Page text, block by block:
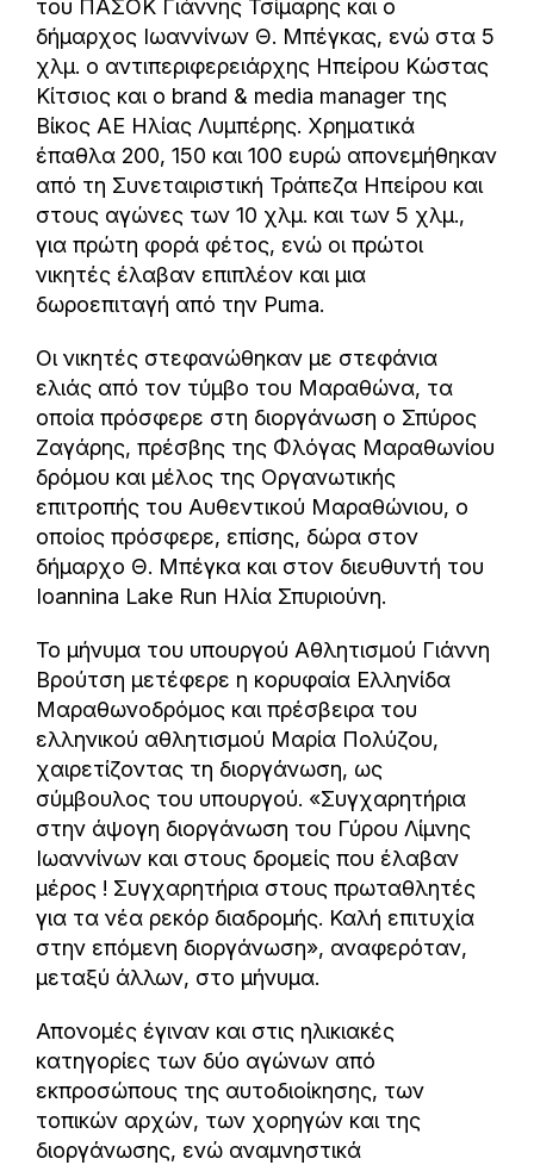
του ΠΑΣΟΚ Γιάννης Τσίμαρης και ο
δήμαρχος Ιωαννίνων Θ. Μπέγκας, ενώ στα 5
χλμ. ο αντιπεριφερειάρχης Ηπείρου Κώστας
Κίτσιος και ο brand & media manager της
Βίκος ΑΕ Ηλίας Λυμπέρης. Χρηματικά
έπαθλα 200, 150 και 100 ευρώ απονεμήθηκαν
από τη Συνεταιριστική Τράπεζα Ηπείρου και
στους αγώνες των 10 χλμ. και των 5 χλμ.,
για πρώτη φορά φέτος, ενώ οι πρώτοι
νικητές έλαβαν επιπλέον και μια
δωροεπιταγή από την Puma.
Οι νικητές στεφανώθηκαν με στεφάνια
ελιάς από τον τύμβο του Μαραθώνα, τα
οποία πρόσφερε στη διοργάνωση ο Σπύρος
Ζαγάρης, πρέσβης της Φλόγας Μαραθωνίου
δρόμου και μέλος της Οργανωτικής
επιτροπής του Αυθεντικού Μαραθώνιου, ο
οποίος πρόσφερε, επίσης, δώρα στον
δήμαρχο Θ. Μπέγκα και στον διευθυντή του
Ioannina Lake Run Ηλία Σπυριούνη.
Το μήνυμα του υπουργού Αθλητισμού Γιάννη
Βρούτση μετέφερε η κορυφαία Ελληνίδα
Μαραθωνοδρόμος και πρέσβειρα του
ελληνικού αθλητισμού Μαρία Πολύζου,
χαιρετίζοντας τη διοργάνωση, ως
σύμβουλος του υπουργού. «Συγχαρητήρια
στην άψογη διοργάνωση του Γύρου Λίμνης
Ιωαννίνων και στους δρομείς που έλαβαν
μέρος ! Συγχαρητήρια στους πρωταθλητές
για τα νέα ρεκόρ διαδρομής. Καλή επιτυχία
στην επόμενη διοργάνωση», αναφερόταν,
μεταξύ άλλων, στο μήνυμα.
Απονομές έγιναν και στις ηλικιακές
κατηγορίες των δύο αγώνων από
εκπροσώπους της αυτοδιοίκησης, των
τοπικών αρχών, των χορηγών και της
διοργάνωσης, ενώ αναμνηστικά